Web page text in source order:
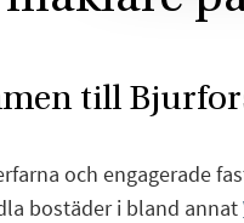
till
och engagerade
bostäder i bland annat